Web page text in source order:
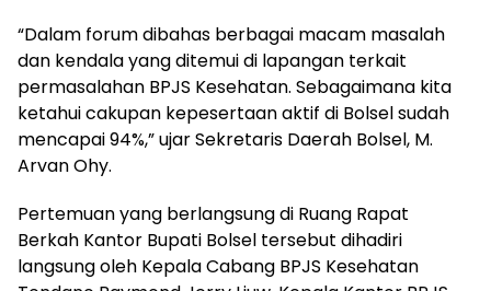
“Dalam forum dibahas berbagai macam masalah
dan kendala yang ditemui di lapangan terkait
permasalahan BPJS Kesehatan. Sebagaimana kita
ketahui cakupan kepesertaan aktif di Bolsel sudah
mencapai 94%,” ujar Sekretaris Daerah Bolsel, M.
Arvan Ohy.
Pertemuan yang berlangsung di Ruang Rapat
Berkah Kantor Bupati Bolsel tersebut dihadiri
langsung oleh Kepala Cabang BPJS Kesehatan